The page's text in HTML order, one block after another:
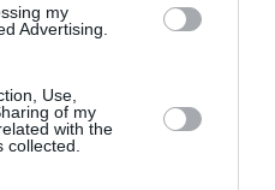
my
Advertising.
Use,
of my
with the
mici preţuri. Cel mai
prezentă la
Carte de la Torino